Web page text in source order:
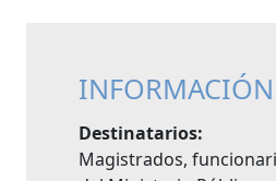
INFORMACIÓN
Destinatarios:
Magistrados,